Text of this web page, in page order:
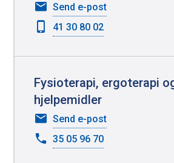
e
Send e-posttil
Stine
41 30 80 02
Fysioterapi, ergoterapi
hjelpemidler
Send e-posttil
Fysioterapi,
35 05 96 70